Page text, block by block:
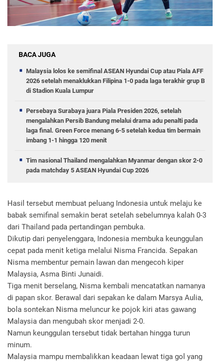
BACA JUGA
Malaysia lolos ke semifinal ASEAN Hyundai Cup atau Piala AFF
2026 setelah menaklukkan Filipina 1-0 pada laga terakhir grup B
di Stadion Kuala Lumpur
Persebaya Surabaya juara Piala Presiden 2026, setelah
mengalahkan Persib Bandung melalui drama adu penalti pada
laga final. Green Force menang 6-5 setelah kedua tim bermain
imbang 1-1 hingga 120 menit
Tim nasional Thailand mengalahkan Myanmar dengan skor 2-0
pada matchday 5 ASEAN Hyundai Cup 2026
Hasil tersebut membuat peluang Indonesia untuk melaju ke
babak semifinal semakin berat setelah sebelumnya kalah 0-3
dari Thailand pada pertandingan pembuka.
Dikutip dari penyelenggara, Indonesia membuka keunggulan
cepat pada menit ketiga melalui Nisma Francida. Sepakan
Nisma membentur pemain lawan dan mengecoh kiper
Malaysia, Asma Binti Junaidi.
Tiga menit berselang, Nisma kembali mencatatkan namanya
di papan skor. Berawal dari sepakan ke dalam Marsya Aulia,
bola sontekan Nisma meluncur ke pojok kiri atas gawang
Malaysia dan mengubah skor menjadi 2-0.
Namun keunggulan tersebut tidak bertahan hingga turun
minum.
Malaysia mampu membalikkan keadaan lewat tiga gol yang